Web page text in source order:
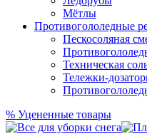
Мётлы
Противогололедные
Пескосоляная
Техническая
Тележки-
% Уцененные товары